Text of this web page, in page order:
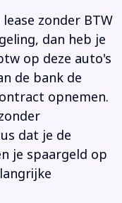
zonder BTW
dan heb je
op deze auto's
de bank de
opnemen.
dat je de
je spaargeld op